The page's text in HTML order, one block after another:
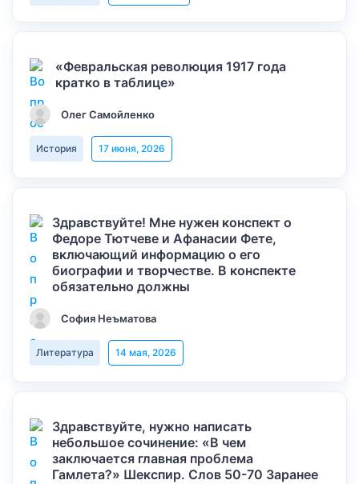
«Февральская революция 1917 года
кратко в таблице»
Олег Самойленко
История 17 июня, 2026
Здравствуйте! Мне нужен конспект о
Федоре Тютчеве и Афанасии Фете,
включающий информацию о его
биографии и творчестве. В конспекте
обязательно должны
София Неъматова
Литература 14 мая, 2026
Здравствуйте, нужно написать
небольшое сочинение: «В чем
заключается главная проблема
Гамлета?» Шекспир. Слов 50-70 Заранее